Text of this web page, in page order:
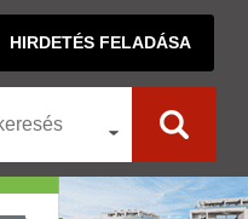
HIRDETÉS FELADÁSA